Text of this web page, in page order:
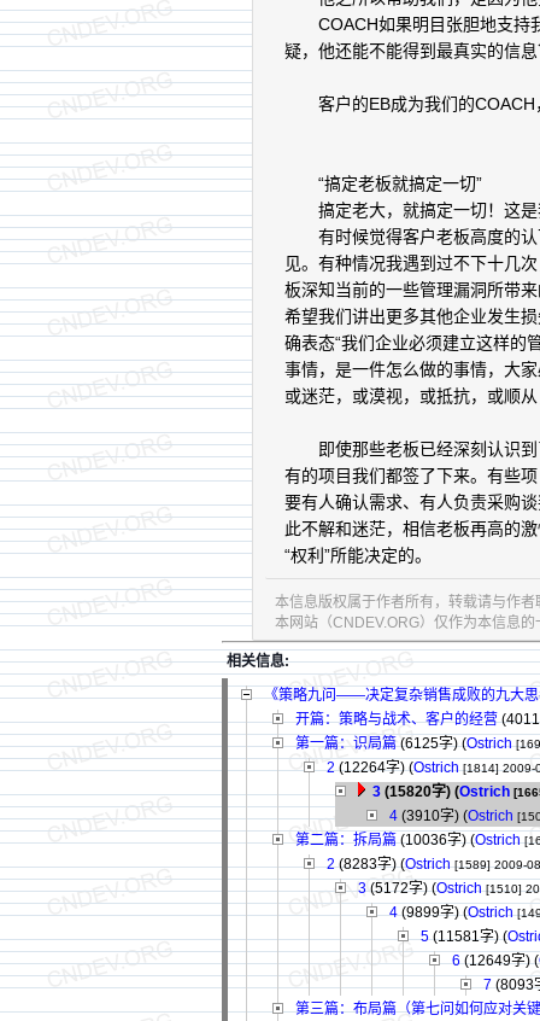
COACH如果明目张胆地支持我
疑，他还能不能得到最真实的信
客户的EB成为我们的COACH
“搞定老板就搞定一切”
搞定老大，就搞定一切！这是
有时候觉得客户老板高度的认
见。有种情况我遇到过不下十几
板深知当前的一些管理漏洞所带
希望我们讲出更多其他企业发生
确表态“我们企业必须建立这样的
事情，是一件怎么做的事情，大
或迷茫，或漠视，或抵抗，或顺
即使那些老板已经深刻认识到
有的项目我们都签了下来。有些
要有人确认需求、有人负责采购
此不解和迷茫，相信老板再高的
“权利”所能决定的。
本信息版权属于作者所有，转载请与作
本网站（CNDEV.ORG）仅作为本信息
相关信息:
《策略九问——决定复杂销售成败的九大思
开篇：策略与战术、客户的经营
第一篇：识局篇 (6125字)(Ostrich
2 (12264字)(Ostrich [1814] 2009-
3 (15820字) (Ostrich
4 (3910字) (Ostrich
第二篇：拆局篇 (10036字)(Ostrich
2 (8283字)(Ostrich [1589] 2009-
3 (5172字)(Ostrich [1510]
4 (9899字)(Ostrich
5 (11581字)(
6 (12649字)(
7 (8093
第三篇：布局篇（第七问如何应对关